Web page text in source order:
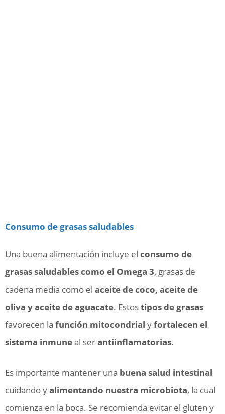
Consumo de grasas saludables
Una buena alimentación incluye el consumo de
grasas saludables como el Omega 3, grasas de
cadena media como el aceite de coco, aceite de
oliva y aceite de aguacate. Estostipos de grasas
favorecen la función mitocondrial yfortalecen el
sistema inmuneal serantiinflamatorias.
Es importante mantener una buena salud intestinal
cuidando yalimentando nuestra microbiota, la cual
comienza en la boca. Se recomienda evitar el gluten y